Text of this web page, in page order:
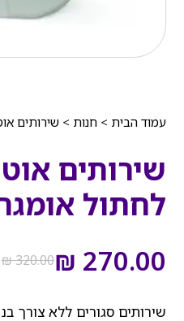
עמוד הבית >חנות >שירותים
שירותים
לחתול
₪320.00
היה:
₪ 270.00
הוא:
שירותים סגורים ללא צורך